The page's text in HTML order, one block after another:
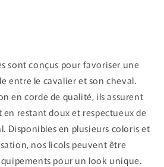
sont conçus pour favoriser une
entre le cavalier et son cheval.
en corde de qualité, ils assurent
restant doux et respectueux de
Disponibles en plusieurs coloris et
nos licols peuvent être
pour un look unique.